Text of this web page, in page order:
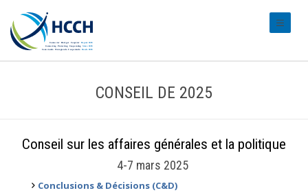
CONSEIL DE 2025
Conseil sur les affaires générales et la politique
4-7 mars 2025
Conclusions & Décisions (C&D)